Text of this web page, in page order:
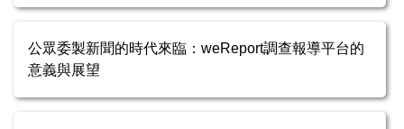
公眾委製新聞的時代來臨：weReport調查報導平台的
意義與展望